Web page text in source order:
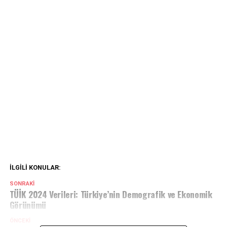
İLGILI KONULAR:
SONRAKI
TÜİK 2024 Verileri: Türkiye’nin Demografik ve Ekonomik
Görünümü